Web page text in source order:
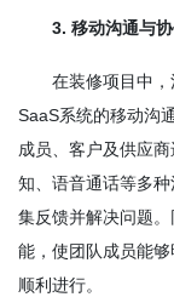
3. 移动沟通与
在装修项目中
SaaS系统的移动沟
成员、客户及供应
知、语音通话等多
集反馈并解决问题
能，使团队成员能
顺利进行。